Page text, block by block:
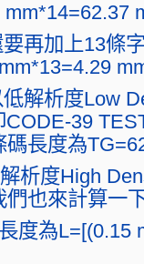
mm*14=62.37
再加上13條
解析度Low
CODE-39
碼長度為
析度High
們也來計算一
度為L=[(0.15